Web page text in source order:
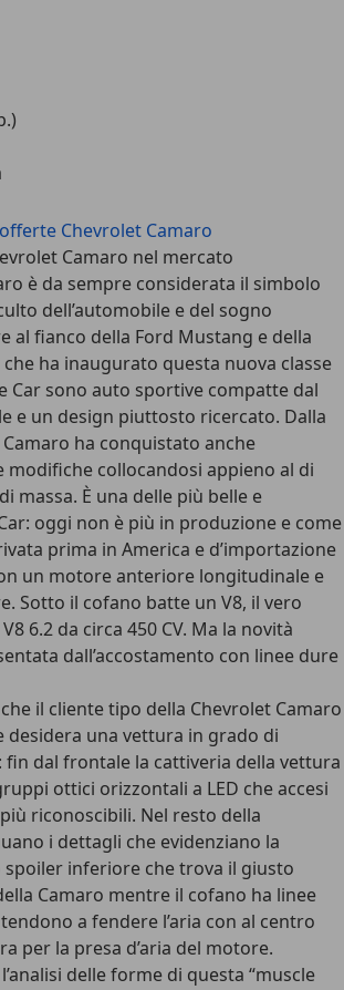
Chevrolet Camaro
Camaro nel mercato
è da sempre considerata il simbolo
dell’automobile e del sogno
al fianco della Ford Mustang e della
ha inaugurato questa nuova classe
Car sono auto sportive compatte dal
e un design piuttosto ricercato. Dalla
ha conquistato anche
modifiche collocandosi appieno al di
massa. È una delle più belle e
oggi non è più in produzione e come
prima in America e d’importazione
un motore anteriore longitudinale e
. Sotto il cofano batte un V8, il vero
6.2 da circa 450 CV. Ma la novità
dall’accostamento con linee dure
il cliente tipo della Chevrolet Camaro
desidera una vettura in grado di
fin dal frontale la cattiveria della vettura
ottici orizzontali a LED che accesi
riconoscibili. Nel resto della
i dettagli che evidenziano la
inferiore che trova il giusto
Camaro mentre il cofano ha linee
a fendere l’aria con al centro
per la presa d’aria del motore.
delle forme di questa “muscle